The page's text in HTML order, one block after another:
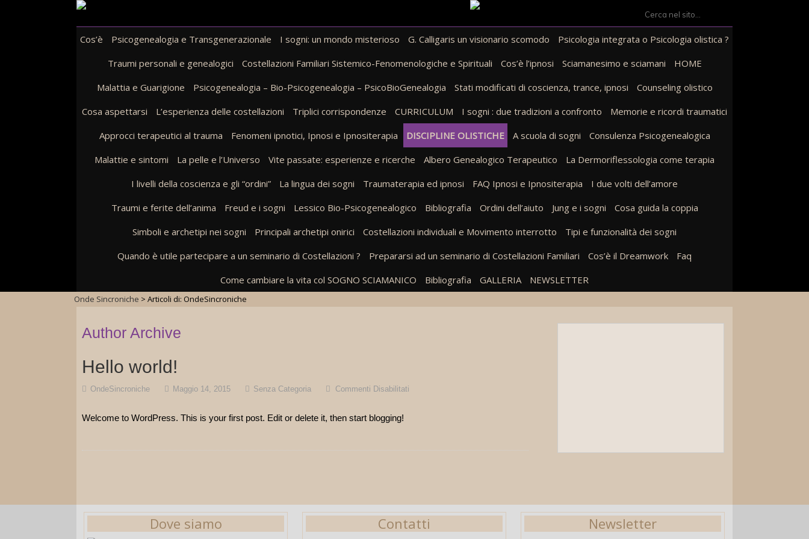
Search
Skip
Cos’è Psicogenealogia e Transgenerazionale I sogni: un mondo misterioso G. Calligaris un visionario scomodo
Psicologia integrata o Psicologia olistica ?
Traumi personali e genealogici
Costellazioni Familiari Sistemico-Fenomenologiche e Spirituali Cos’è l’ipnosi Sciamanesimo e sciamani
HOME
Malattia e Guarigione
Psicogenealogia – Bio-Psicogenealogia – PsicoBioGenealogia Stati modificati di coscienza, trance, ipnosi
Counseling olistico
Cosa aspettarsi
L’esperienza delle costellazioni Triplici corrispondenze CURRICULUM I sogni : due tradizioni a confronto
Memorie e ricordi traumatici
Approcci terapeutici al trauma
Fenomeni ipnotici, Ipnosi e Ipnositerapia DISCIPLINE OLISTICHE A scuola di sogni
Consulenza Psicogenealogica
Malattie e sintomi
La pelle e l’Universo Vite passate: esperienze e ricerche Albero Genealogico Terapeutico
La Dermoriflessologia come terapia
I livelli della coscienza e gli “ordini”
La lingua dei sogni Traumaterapia ed ipnosi FAQ Ipnosi e Ipnositerapia
I due volti dell’amore
Traumi e ferite dell’anima
Freud e i sogni Lessico Bio-Psicogenealogico Bibliografia Ordini dell’aiuto Jung e i sogni
Cosa guida la coppia
Simboli e archetipi nei sogni
Principali archetipi onirici Costellazioni individuali e Movimento interrotto
Tipi e funzionalità dei sogni
Quando è utile partecipare a un seminario di Costellazioni ?
Prepararsi ad un seminario di Costellazioni Familiari Cos’è il Dreamwork
Faq
Come cambiare la vita col SOGNO SCIAMANICO
Bibliografia GALLERIA NEWSLETTER
Onde Sincroniche > Articoli di: OndeSincroniche
Author Archive
Hello world!
OndeSincroniche Maggio 14, 2015 Senza Categoria Commenti Disabilitati
Welcome to WordPress. This is your first post. Edit or delete it, then start blogging!
Dove siamo Contatti Newsletter